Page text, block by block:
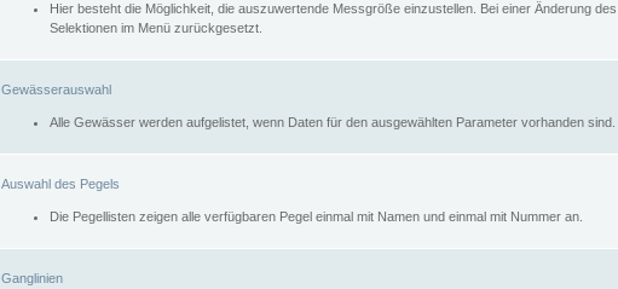
Hier besteht die Möglichkeit, die auszuwertende Messgröße einzustellen. Bei einer Änderung
Selektionen im Menü zurückgesetzt.
Gewässerauswahl
Alle Gewässer werden aufgelistet, wenn Daten für den ausgewählten Parameter vorhanden sind.
Auswahl des Pegels
Die Pegellisten zeigen alle verfügbaren Pegel einmal mit Namen und einmal mit Nummer an.
Ganglinien